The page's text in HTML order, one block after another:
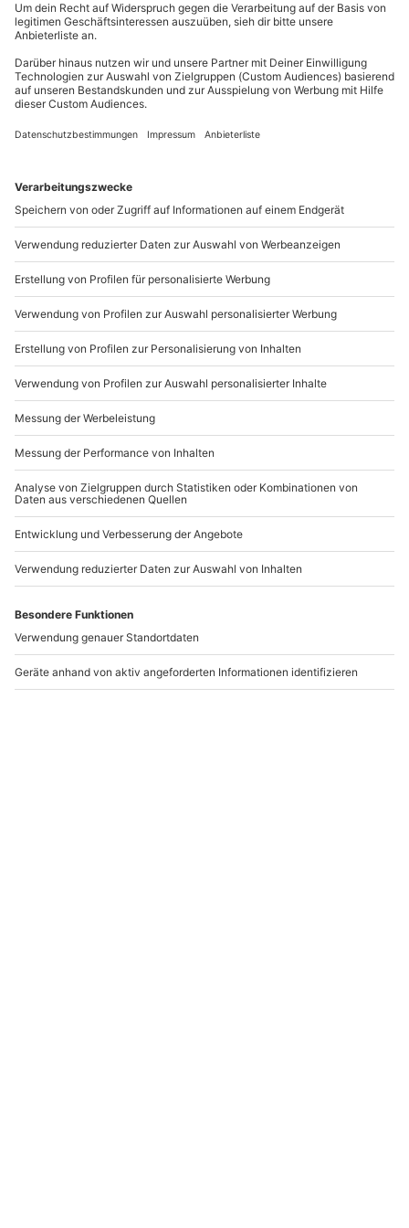
Teilnehmer
Gutschein gültig für 2 Personen
außer an bundesweiten Feiertagen:
Mo-Fr: 8-20 Uhr | Sa: 10-16 Uhr
Du möchtest als Firma bestellen?
Sichere Dir attraktive Firmenkunden Vorteile.
Mo-Fr: 9-17 Uhr
b2b@mydays.de
www.b2b.mydays.de/
Artikelnummer: 47224
Andere Produkte entdecken
-15% CLUB DEAL
Paar-Fotoshooting
Leverkusen
2 Personen
72,90 €
-15% CLUB DEAL
Paar Fotoshooting Köln
Köln
2 Personen
108,90 €